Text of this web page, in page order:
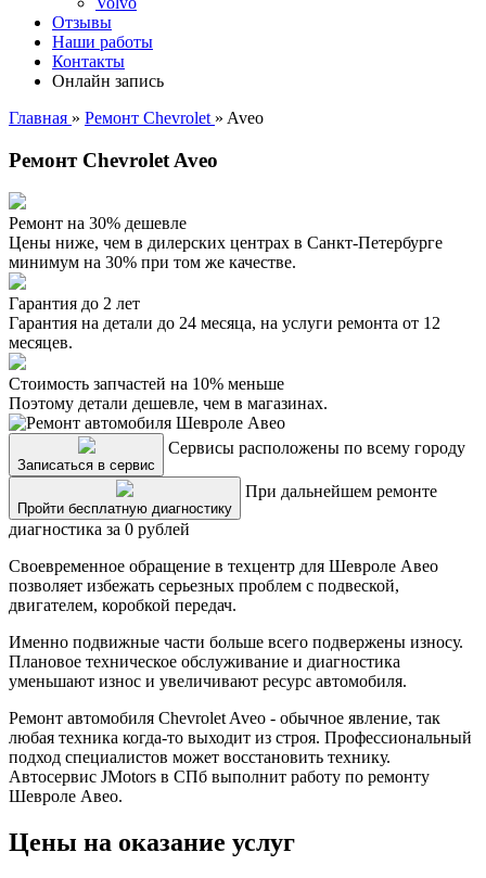
Отзывы
Наши работы
Контакты
Онлайн запись
Главная » Ремонт Chevrolet » Aveo
Ремонт Chevrolet Aveo
Ремонт на 30% дешевле
Цены ниже, чем в дилерских центрах в Санкт-Петербурге
минимум на 30% при том же качестве.
Гарантия до 2 лет
Гарантия на детали до 24 месяца, на услуги ремонта от 12
месяцев.
Стоимость запчастей на 10% меньше
Поэтому детали дешевле, чем в магазинах.
Записаться в сервис
Сервисы расположены по всему городу
Пройти бесплатную диагностику
При дальнейшем ремонте
диагностика за 0 рублей
Своевременное обращение в техцентр для Шевроле Авео
позволяет избежать серьезных проблем с подвеской,
двигателем, коробкой передач.
Именно подвижные части больше всего подвержены износу.
Плановое техническое обслуживание и диагностика
уменьшают износ и увеличивают ресурс автомобиля.
Ремонт автомобиля Chevrolet Aveo - обычное явление, так
любая техника когда-то выходит из строя. Профессиональный
подход специалистов может восстановить технику.
Автосервис JMotors в СПб выполнит работу по ремонту
Шевроле Авео.
Цены на оказание услуг